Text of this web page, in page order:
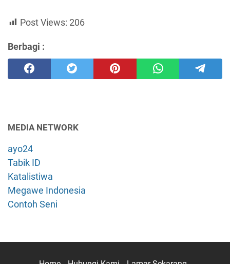
Post Views: 206
Berbagi :
MEDIA NETWORK
ayo24
Tabik ID
Katalistiwa
Megawe Indonesia
Contoh Seni